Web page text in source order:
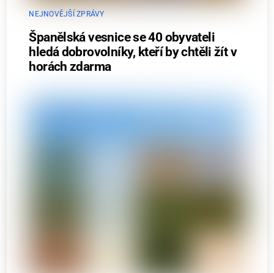
NEJNOVĚJŠÍ ZPRÁVY
Španělská vesnice se 40 obyvateli
hledá dobrovolníky, kteří by chtěli žít v
horách zdarma